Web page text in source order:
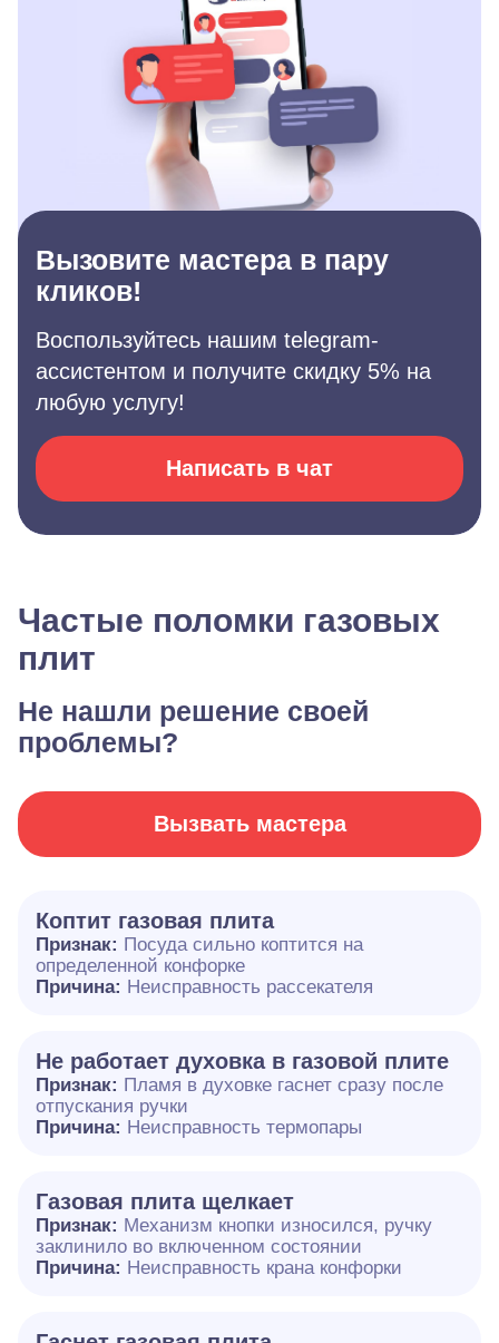
Вызовите мастера в пару
кликов!
Воспользуйтесь нашим telegram-
ассистентом и получите скидку 5% на
любую услугу!
Написать в чат
Частые поломки газовых
плит
Не нашли решение своей
проблемы?
Вызвать мастера
Коптит газовая плита
Признак: Посуда сильно коптится на
определенной конфорке
Причина: Неисправность рассекателя
Не работает духовка в газовой плите
Признак: Пламя в духовке гаснет сразу после
отпускания ручки
Причина: Неисправность термопары
Газовая плита щелкает
Признак: Механизм кнопки износился, ручку
заклинило во включенном состоянии
Причина: Неисправность крана конфорки